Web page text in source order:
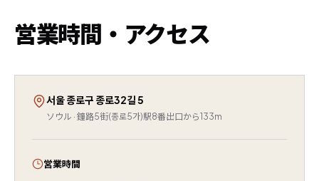
営業時間・アクセス
서울 종로구 종로32길 5
ソウル · 鐘路5街(종로5가)駅8番出口から133m
営業時間